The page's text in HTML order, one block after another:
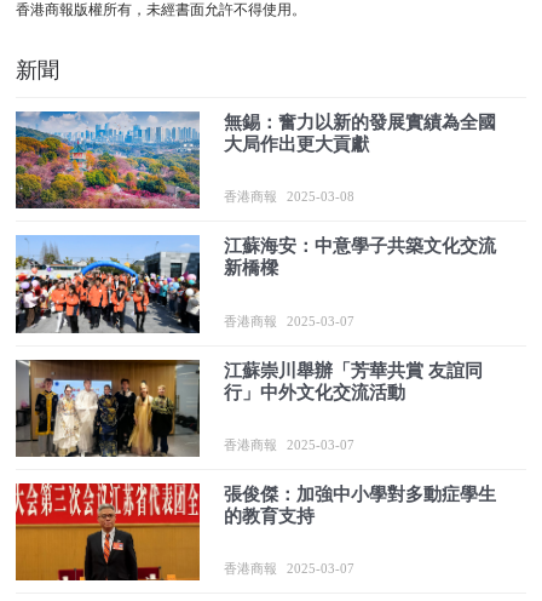
香港商報版權所有，未經書面允許不得使用。
新聞
無錫：奮力以新的發展實績為全國
大局作出更大貢獻
香港商報 2025-03-08
江蘇海安：中意學子共築文化交流
新橋樑
香港商報 2025-03-07
江蘇崇川舉辦「芳華共賞 友誼同
行」中外文化交流活動
香港商報 2025-03-07
張俊傑：加強中小學對多動症學生
的教育支持
香港商報 2025-03-07